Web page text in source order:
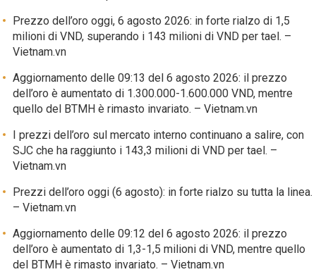
Prezzo dell’oro oggi, 6 agosto 2026: in forte rialzo di 1,5
milioni di VND, superando i 143 milioni di VND per tael. –
Vietnam.vn
Aggiornamento delle 09:13 del 6 agosto 2026: il prezzo
dell’oro è aumentato di 1.300.000-1.600.000 VND, mentre
quello del BTMH è rimasto invariato. – Vietnam.vn
I prezzi dell’oro sul mercato interno continuano a salire, con
SJC che ha raggiunto i 143,3 milioni di VND per tael. –
Vietnam.vn
Prezzi dell’oro oggi (6 agosto): in forte rialzo su tutta la linea.
– Vietnam.vn
Aggiornamento delle 09:12 del 6 agosto 2026: il prezzo
dell’oro è aumentato di 1,3-1,5 milioni di VND, mentre quello
del BTMH è rimasto invariato. – Vietnam.vn